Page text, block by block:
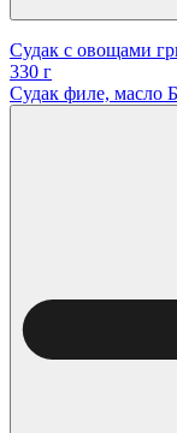
Судак с овощами
330 г
Судак филе, масло